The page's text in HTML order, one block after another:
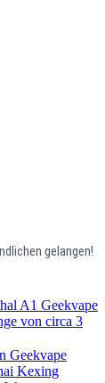
gelangen!
A1 Geekvape
von circa 3
Geekvape
Kexing